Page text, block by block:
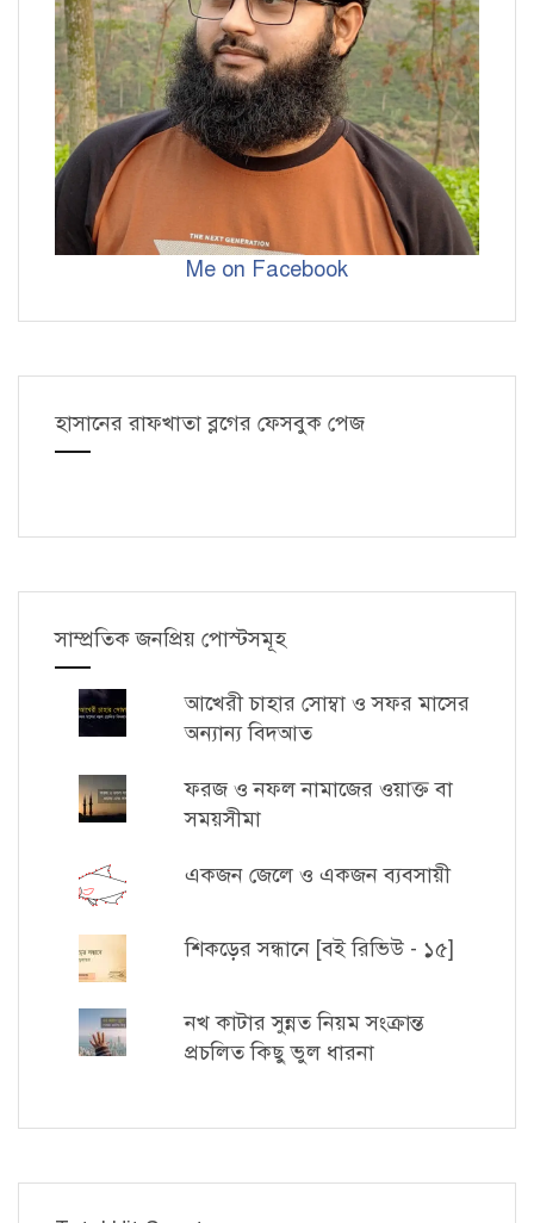
Me on Facebook
হাসানের রাফখাতা ব্লগের ফেসবুক পেজ
সাম্প্রতিক জনপ্রিয় পোস্টসমূহ
আখেরী চাহার সোম্বা ও সফর মাসের
অন্যান্য বিদআত
ফরজ ও নফল নামাজের ওয়াক্ত বা
সময়সীমা
একজন জেলে ও একজন ব্যবসায়ী
শিকড়ের সন্ধানে [বই রিভিউ - ১৫]
নখ কাটার সুন্নত নিয়ম সংক্রান্ত
প্রচলিত কিছু ভুল ধারনা